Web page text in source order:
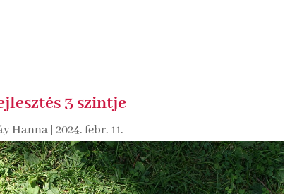
3 szintje
Hanna |2024. febr. 11.